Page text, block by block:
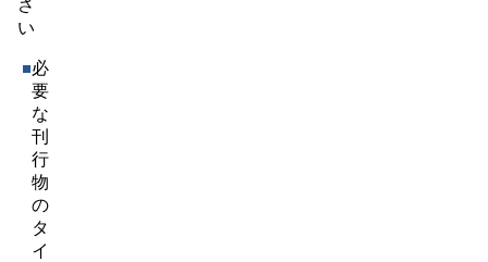
さ
い
必
要
な
刊
行
物
の
タ
イ